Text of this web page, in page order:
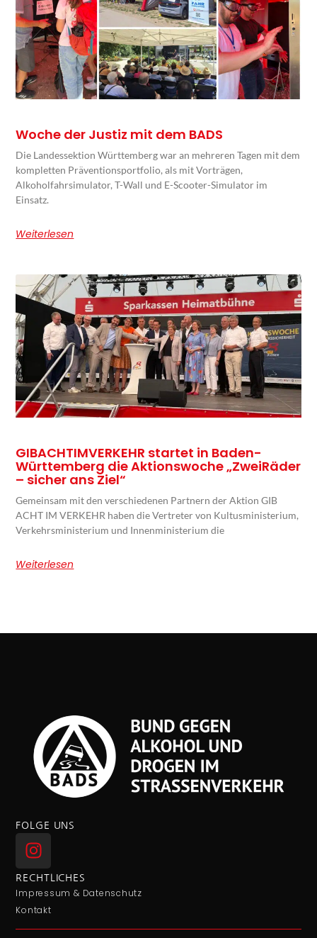
Woche der Justiz mit dem BADS
Die Landessektion Württemberg war an mehreren Tagen mit dem
kompletten Präventionsportfolio, als mit Vorträgen,
Alkoholfahrsimulator, T-Wall und E-Scooter-Simulator im
Einsatz.
Weiterlesen
GIBACHTIMVERKEHR startet in Baden-
Württemberg die Aktionswoche „ZweiRäder
– sicher ans Ziel“
Gemeinsam mit den verschiedenen Partnern der Aktion GIB
ACHT IM VERKEHR haben die Vertreter von Kultusministerium,
Verkehrsministerium und Innenministerium die
Weiterlesen
FOLGE UNS
RECHTLICHES
Impressum & Datenschutz
Kontakt